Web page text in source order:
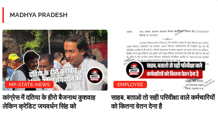
MADHYA PRADESH
MP-STATE-NEWS
कांग्रेस में दतिया के हीरो बैजनाथ कुशवाह
लेकिन क्रेडिट जयवर्धन सिंह को
EMPLOYEE
साहब, बताओ तो सही परिवीक्षा वाले कर्मचारियों
को कितना वेतन देना है